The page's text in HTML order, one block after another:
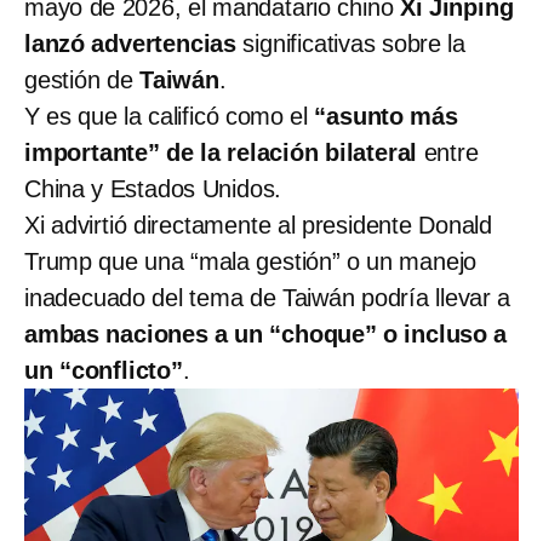
mayo de 2026, el mandatario chino Xi Jinping
lanzó advertencias significativas sobre la
gestión deTaiwán.
Y es que la calificó como el “asunto más
importante” de la relación bilateral entre
China y Estados Unidos.
Xi advirtió directamente al presidente Donald
Trump que una “mala gestión” o un manejo
inadecuado del tema de Taiwán podría llevar a
ambas naciones a un “choque” o incluso a
un “conflicto”.